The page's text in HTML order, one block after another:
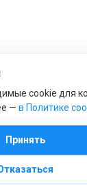
cookie для
— в Политике
Принять